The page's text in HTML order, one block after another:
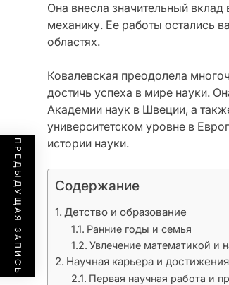
Она внесла значительный
механику. Ее работы остались
областях.
Ковалевская преодолела
достичь успеха в мире науки.
Академии наук в Швеции, а
университетском уровне в
истории науки.
Содержание
Детство и образование
Ранние годы и семья
Увлечение математикой и
Научная карьера и достижения
Первая научная работа и
ПРЕДЫДУЩАЯ ЗАПИСЬ